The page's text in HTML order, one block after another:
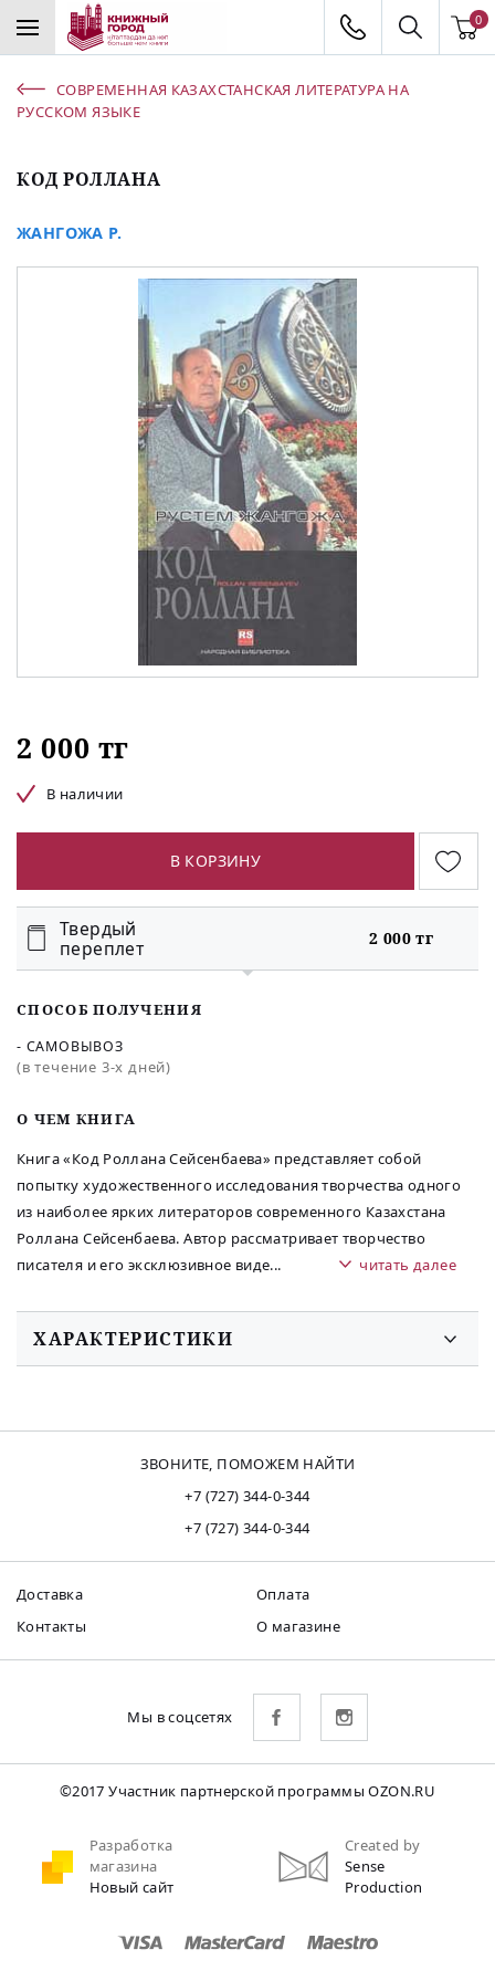
0
СОВРЕМЕННАЯ КАЗАХСТАНСКАЯ ЛИТЕРАТУРА НА
РУССКОМ ЯЗЫКЕ
КОД РОЛЛАНА
ЖАНГОЖА Р.
O ЧЕМ КНИГА
Книга «Код Роллана Сейсенбаева» представляет собой
попытку художественного исследования творчества одного
из наиболее ярких литераторов современного Казахстана
Роллана Сейсенбаева. Автор рассматривает творчество
писателя и его эксклюзивное виде... читать далее
2 000 тг
В наличии
В КОРЗИНУ
Твердый
переплет
2 000 тг
СПОСОБ ПОЛУЧЕНИЯ
- САМОВЫВОЗ
(в течение 3-х дней)
ХАРАКТЕРИСТИКИ
ЗВОНИТЕ, ПОМОЖЕМ НАЙТИ
+7 (727) 344-0-344
+7 (727) 344-0-344
Доставка
Оплата
Контакты
О магазине
Мы в соцсетях
©2017 Участник партнерской программы OZON.RU
Разработка
магазина
Новый сайт
Created by
Sense
Production